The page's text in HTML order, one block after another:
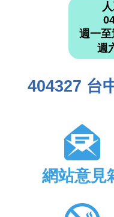
週一
週
404327 台
網站意見